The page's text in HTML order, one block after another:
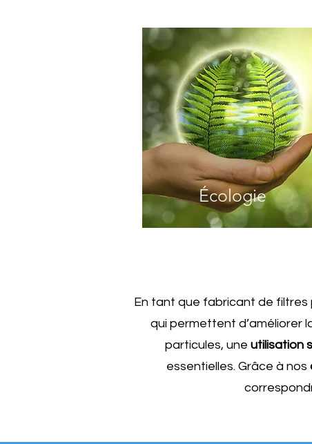
Écologie
En tant que fabricant de filtres
qui permettent d’améliorer
particules, une utilisation
essentielles. Grâce à nos